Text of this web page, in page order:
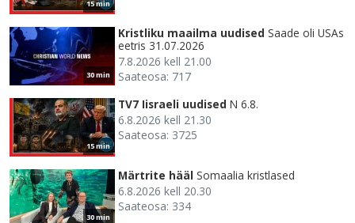
15 min
30 min
Kristliku maailma uudised Saade oli USAs
eetris 31.07.2026
7.8.2026 kell 21.00
Saateosa: 717
15 min
TV7 Iisraeli uudised N 6.8.
6.8.2026 kell 21.30
Saateosa: 3725
30 min
Märtrite hääl Somaalia kristlased
6.8.2026 kell 20.30
Saateosa: 334